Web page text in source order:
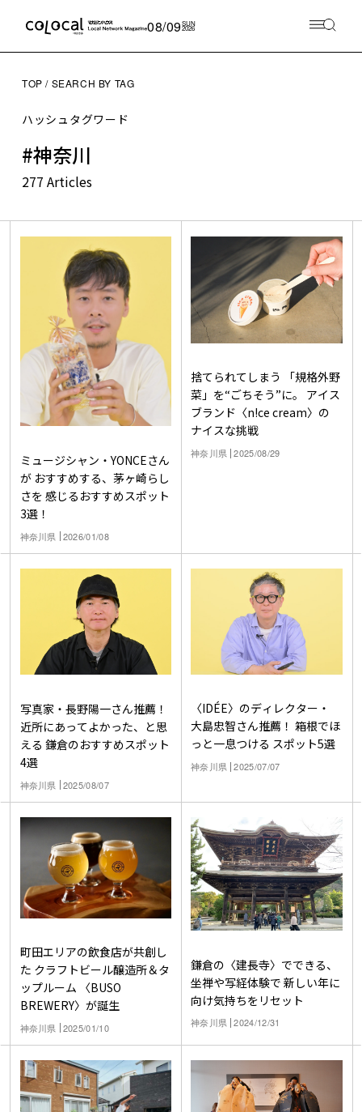
08/09SUN
2026
TOP SEARCH BY TAG
ハッシュタグワード
#神奈川
277 Articles
ミュージシャン・YONCEさん
が おすすめする、茅ヶ崎らし
さを 感じるおすすめスポット
3選！
神奈川県 2026/01/08
捨てられてしまう 「規格外野
菜」を“ごちそう”に。 アイス
ブランド〈n!ce cream〉の
ナイスな挑戦
神奈川県 2025/08/29
写真家・長野陽一さん推薦！
近所にあってよかった、と思
える 鎌倉のおすすめスポット
4選
神奈川県 2025/08/07
〈IDÉE〉のディレクター・
大島忠智さん推薦！ 箱根でほ
っと一息つける スポット5選
神奈川県 2025/07/07
町田エリアの飲食店が共創し
た クラフトビール醸造所＆タ
ップルーム 〈BUSO
BREWERY〉が誕生
神奈川県 2025/01/10
鎌倉の〈建長寺〉でできる、
坐禅や写経体験で 新しい年に
向け気持ちをリセット
神奈川県 2024/12/31